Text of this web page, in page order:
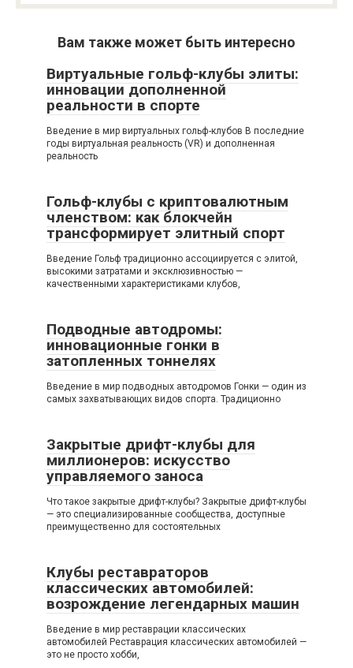
Вам также может быть интересно
Виртуальные гольф-клубы элиты:
инновации дополненной
реальности в спорте
Введение в мир виртуальных гольф-клубов В последние
годы виртуальная реальность (VR) и дополненная
реальность
Гольф-клубы с криптовалютным
членством: как блокчейн
трансформирует элитный спорт
Введение Гольф традиционно ассоциируется с элитой,
высокими затратами и эксклюзивностью —
качественными характеристиками клубов,
Подводные автодромы:
инновационные гонки в
затопленных тоннелях
Введение в мир подводных автодромов Гонки — один из
самых захватывающих видов спорта. Традиционно
Закрытые дрифт-клубы для
миллионеров: искусство
управляемого заноса
Что такое закрытые дрифт-клубы? Закрытые дрифт-клубы
— это специализированные сообщества, доступные
преимущественно для состоятельных
Клубы реставраторов
классических автомобилей:
возрождение легендарных машин
Введение в мир реставрации классических
автомобилей Реставрация классических автомобилей —
это не просто хобби,